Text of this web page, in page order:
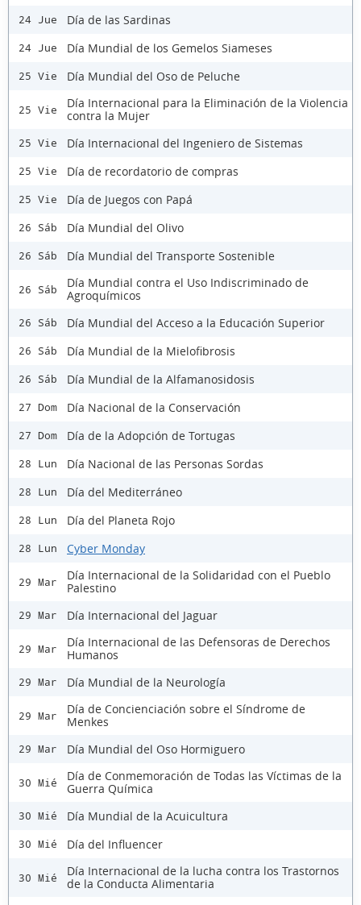
24 Jue Día de las Sardinas
24 Jue Día Mundial de los Gemelos Siameses
25 Vie Día Mundial del Oso de Peluche
25 Vie
Día Internacional para la Eliminación de la Violencia
contra la Mujer
25 Vie Día Internacional del Ingeniero de Sistemas
25 Vie Día de recordatorio de compras
25 Vie Día de Juegos con Papá
26 Sáb Día Mundial del Olivo
26 Sáb Día Mundial del Transporte Sostenible
26 Sáb
Día Mundial contra el Uso Indiscriminado de
Agroquímicos
26 Sáb Día Mundial del Acceso a la Educación Superior
26 Sáb Día Mundial de la Mielofibrosis
26 Sáb Día Mundial de la Alfamanosidosis
27 Dom Día Nacional de la Conservación
27 Dom Día de la Adopción de Tortugas
28 Lun Día Nacional de las Personas Sordas
28 Lun Día del Mediterráneo
28 Lun Día del Planeta Rojo
28 Lun Cyber Monday
29 Mar
Día Internacional de la Solidaridad con el Pueblo
Palestino
29 Mar Día Internacional del Jaguar
29 Mar
Día Internacional de las Defensoras de Derechos
Humanos
29 Mar Día Mundial de la Neurología
29 Mar
Día de Concienciación sobre el Síndrome de
Menkes
29 Mar Día Mundial del Oso Hormiguero
30 Mié
Día de Conmemoración de Todas las Víctimas de la
Guerra Química
30 Mié Día Mundial de la Acuicultura
30 Mié Día del Influencer
30 Mié
Día Internacional de la lucha contra los Trastornos
de la Conducta Alimentaria